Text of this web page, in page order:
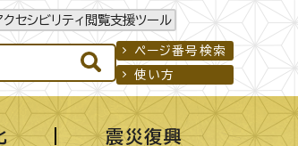
クセシビリティ閲覧支援ツール
ページ番号検索
使い方
震災復興